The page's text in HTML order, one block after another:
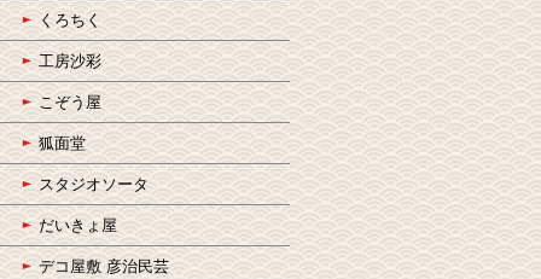
くろちく
工房沙彩
こぞう屋
狐面堂
スタジオソータ
だいきょ屋
デコ屋敷 彦治民芸